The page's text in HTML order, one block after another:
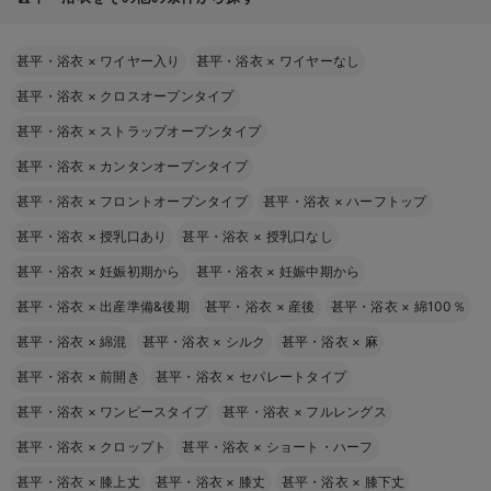
甚平・浴衣 × ワイヤー入り 甚平・浴衣 × ワイヤーなし
甚平・浴衣 × クロスオープンタイプ
甚平・浴衣 × ストラップオープンタイプ
甚平・浴衣 × カンタンオープンタイプ
甚平・浴衣 × フロントオープンタイプ 甚平・浴衣 ×ハーフトップ
甚平・浴衣 ×授乳口あり 甚平・浴衣 × 授乳口なし
甚平・浴衣 ×妊娠初期から 甚平・浴衣 × 妊娠中期から
甚平・浴衣 × 出産準備&後期 甚平・浴衣 × 産後 甚平・浴衣 × 綿100％
甚平・浴衣 ×綿混 甚平・浴衣 × シルク 甚平・浴衣 × 麻
甚平・浴衣 ×前開き 甚平・浴衣 × セパレートタイプ
甚平・浴衣 × ワンピースタイプ 甚平・浴衣 × フルレングス
甚平・浴衣 × クロップト 甚平・浴衣 × ショート・ハーフ
甚平・浴衣 × 膝上丈 甚平・浴衣 × 膝丈 甚平・浴衣 × 膝下丈